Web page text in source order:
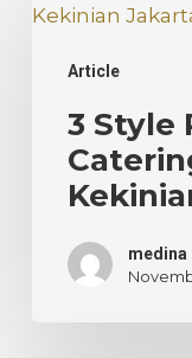
Article
Style
Catering
Kekinian
Jakarta
3 Style
medina